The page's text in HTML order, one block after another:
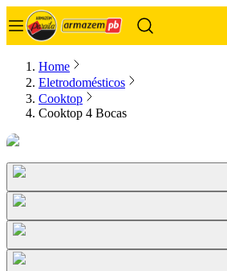
Home
Eletrodomésticos
Cooktop
Cooktop 4 Bocas